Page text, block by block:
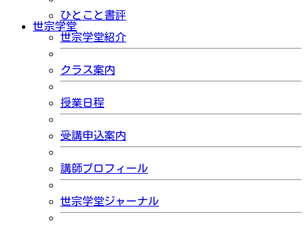
ひとこと書評
世宗学堂
世宗学堂紹介
クラス案内
授業日程
受講申込案内
講師プロフィール
世宗学堂ジャーナル